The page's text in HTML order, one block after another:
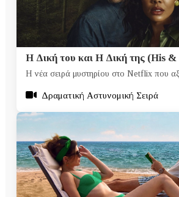
Η Δική του και Η Δική της (His &
Η νέα σειρά μυστηρίου στο Netflix που
Δραματική Αστυνομική Σειρά